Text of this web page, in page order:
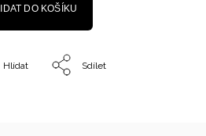
DO KOŠÍKU
Hlídat Sdílet